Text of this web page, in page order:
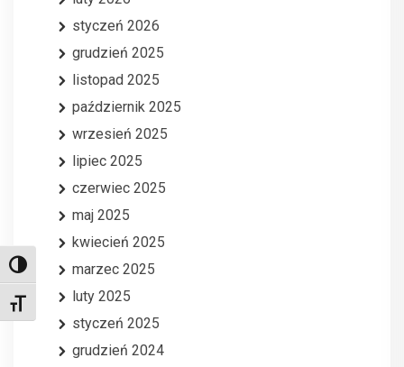
Toggle High Contrast
Toggle Font size
styczeń 2026
grudzień 2025
listopad 2025
październik 2025
wrzesień 2025
lipiec 2025
czerwiec 2025
maj 2025
kwiecień 2025
marzec 2025
luty 2025
styczeń 2025
grudzień 2024